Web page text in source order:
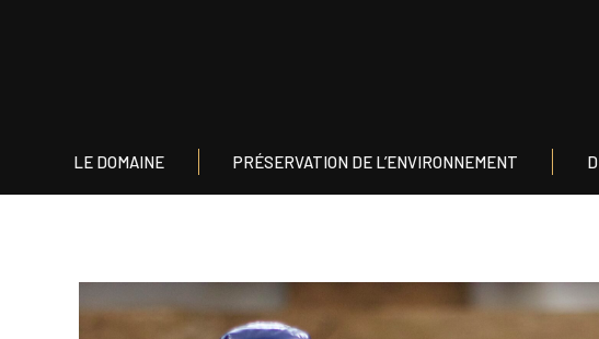
LE DOMAINE PRÉSERVATION DE L’ENVIRONNEMENT